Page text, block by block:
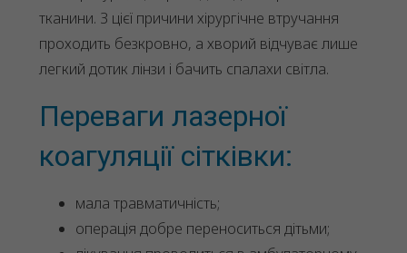
тканини. З цієї причини хірургічне втручання
проходить безкровно, а хворий відчуває лише
легкий дотик лінзи і бачить спалахи світла.
Переваги лазерної
коагуляції сітківки:
мала травматичність;
операція добре переноситься дітьми;